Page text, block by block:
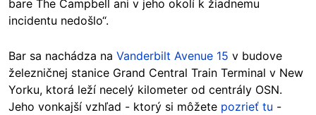
bare The Campbell ani v jeho okolí k žiadnemu
incidentu nedošlo“.
Bar sa nachádza na Vanderbilt Avenue 15 v budove
železničnej stanice Grand Central Train Terminal v New
Yorku, ktorá leží necelý kilometer od centrály OSN.
Jeho vonkajší vzhľad - ktorý si môžete pozrieť tu -